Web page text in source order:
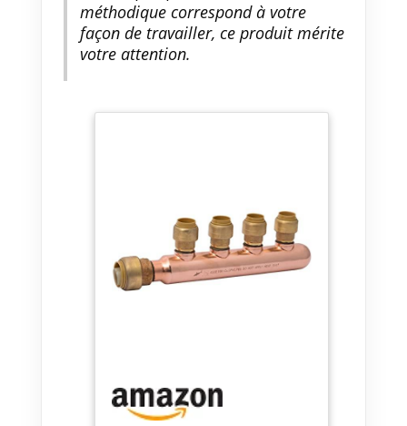
méthodique correspond à votre
façon de travailler, ce produit mérite
votre attention.